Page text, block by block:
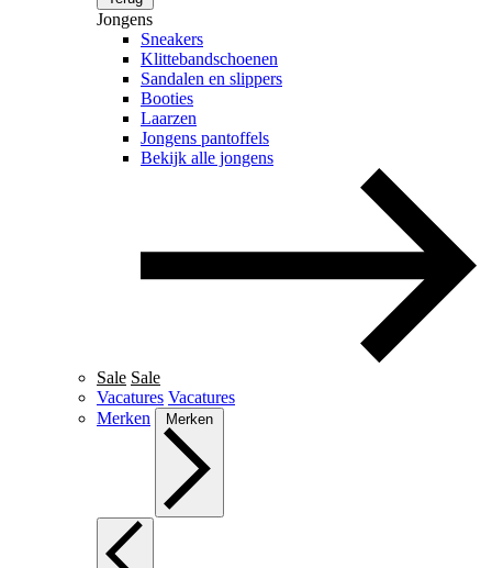
Jongens
Sneakers
Klittebandschoenen
Sandalen en slippers
Booties
Laarzen
Jongens pantoffels
Bekijk alle jongens
Sale Sale
Vacatures Vacatures
Merken
Merken